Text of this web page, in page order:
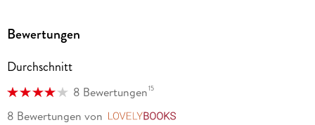
'Foundation'-Erzählungen und die Robotergeschichten, in
Serien verband er Jahrzehnte später zu einer großen
'Geschichte der Zukunft'. Neben der Science-Fiction hat
Asimov auch zahlreiche populärwissenschaftliche
Sachbücher zu den unterschiedlichsten Themen geschrieben.
Bewertungen
Durchschnitt
8 Bewertungen15
8 Bewertungen von